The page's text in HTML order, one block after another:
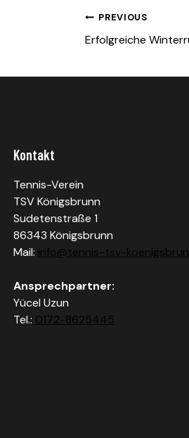
PREVIOUS
Erfolgreiche
Kontakt
Tennis-Verein
TSV Königsbrunn
Sudetenstraße 1
86343 Königsbrunn
Mail: info@tennis-tsv-
Ansprechpartner:
Yücel Uzun
Tel.: 0172-8625445